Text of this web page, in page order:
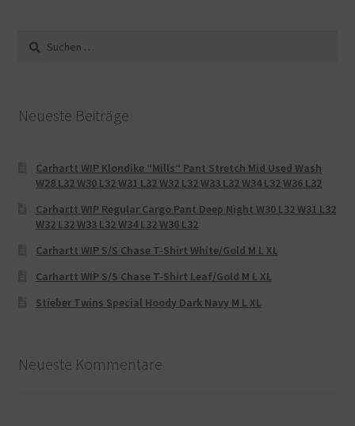
Suche
nach:
Neueste Beiträge
Carhartt WIP Klondike “Mills“ Pant Stretch Mid Used Wash
W28 L32 W30 L32 W31 L32 W32 L32 W33 L32 W34 L32 W36 L32
Carhartt WIP Regular Cargo Pant Deep Night W30 L32 W31 L32
W32 L32 W33 L32 W34 L32 W36 L32
Carhartt WIP S/S Chase T-Shirt White/Gold M L XL
Carhartt WIP S/S Chase T-Shirt Leaf/Gold M L XL
Stieber Twins Special Hoody Dark Navy M L XL
Neueste Kommentare